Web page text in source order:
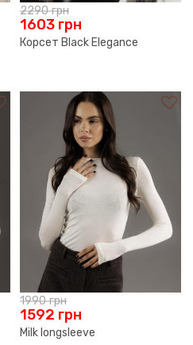
2290грн
1603 грн
Корсет Black Elegance
1990грн
1592 грн
Milk longsleeve